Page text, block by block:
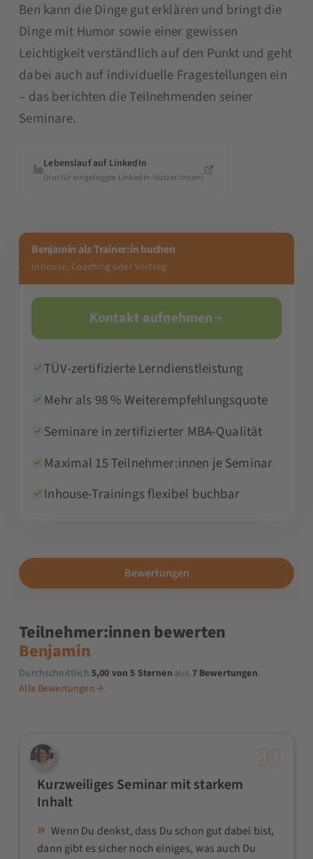
Ben kann die Dinge gut erklären und bringt die
Dinge mit Humor sowie einer gewissen
Leichtigkeit verständlich auf den Punkt und geht
dabei auch auf individuelle Fragestellungen ein
– das berichten die Teilnehmenden seiner
Seminare.
Lebenslauf auf LinkedIn
(nur für eingeloggte LinkedIn-Nutzer:innen)
Benjamin als Trainer:in buchen
Inhouse, Coaching oder Vortrag
Kontakt aufnehmen
TÜV-zertifizierte Lerndienstleistung
Mehr als 98 % Weiterempfehlungsquote
Seminare in zertifizierter MBA-Qualität
Maximal 15 Teilnehmer:innen je Seminar
Inhouse-Trainings flexibel buchbar
Bewertungen
Teilnehmer:innen bewerten
Benjamin
Durchschnittlich 5,00 von 5 Sternen aus 7 Bewertungen.
Alle Bewertungen→
Kurzweiliges Seminar mit starkem
Inhalt
Wenn Du denkst, dass Du schon gut dabei bist,
dann gibt es sicher noch einiges, was auch Du